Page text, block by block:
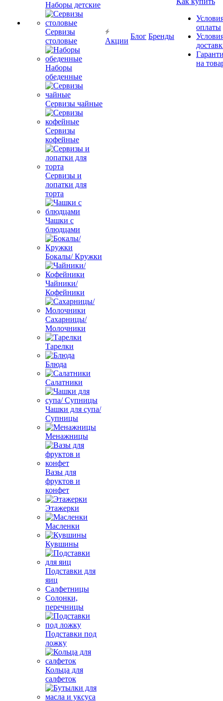
Наборы детские
Сервизы
столовые
Наборы
обеденные
Сервизы чайные
Сервизы
кофейные
Сервизы и
лопатки для
торта
Чашки с
блюдцами
Бокалы/ Кружки
Чайники/
Кофейники
Сахарницы/
Молочники
Тарелки
Блюда
Салатники
Чашки для супа/
Супницы
Менажницы
Вазы для
фруктов и
конфет
Этажерки
Масленки
Кувшины
Подставки для
яиц
Салфетницы
Солонки,
перечницы
Подставки под
ложку
Кольца для
салфеток
Акции
Блог Бренды
оплаты
на